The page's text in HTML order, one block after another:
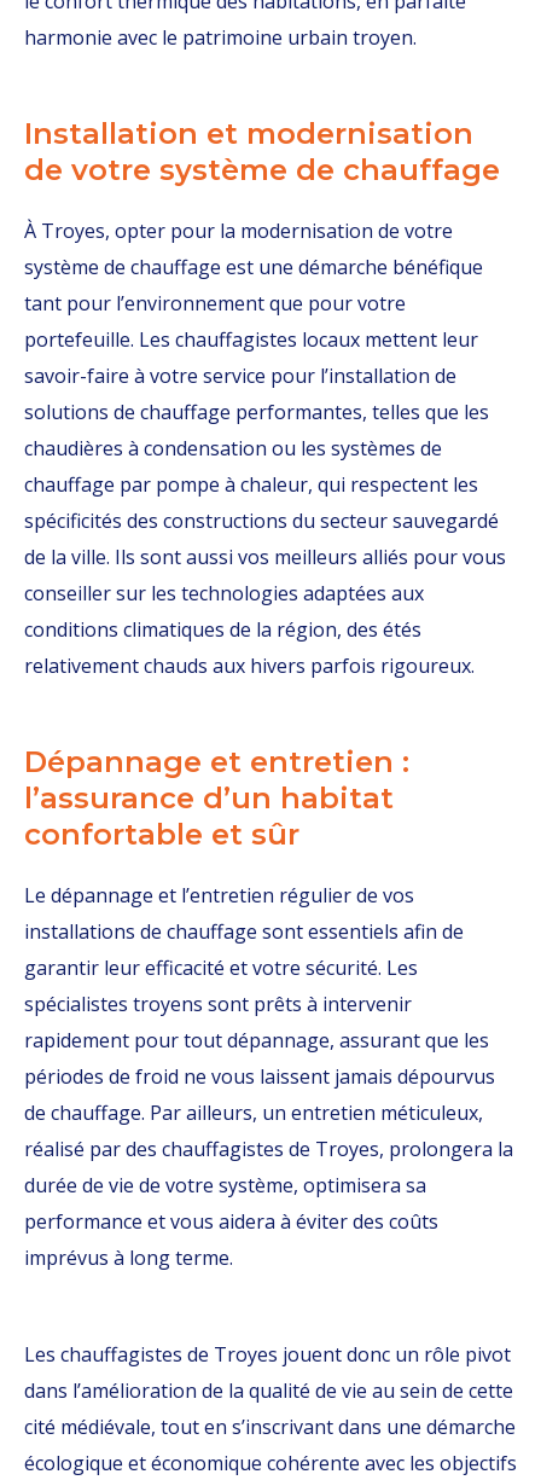
harmonie avec le patrimoine urbain troyen.
Installation et modernisation
de votre système de chauffage
À Troyes, opter pour la modernisation de votre
système de chauffage est une démarche bénéfique
tant pour l’environnement que pour votre
portefeuille. Les chauffagistes locaux mettent leur
savoir-faire à votre service pour l’installation de
solutions de chauffage performantes, telles que les
chaudières à condensation ou les systèmes de
chauffage par pompe à chaleur, qui respectent les
spécificités des constructions du secteur sauvegardé
de la ville. Ils sont aussi vos meilleurs alliés pour vous
conseiller sur les technologies adaptées aux
conditions climatiques de la région, des étés
relativement chauds aux hivers parfois rigoureux.
Dépannage et entretien :
l’assurance d’un habitat
confortable et sûr
Le dépannage et l’entretien régulier de vos
installations de chauffage sont essentiels afin de
garantir leur efficacité et votre sécurité. Les
spécialistes troyens sont prêts à intervenir
rapidement pour tout dépannage, assurant que les
périodes de froid ne vous laissent jamais dépourvus
de chauffage. Par ailleurs, un entretien méticuleux,
réalisé par des chauffagistes de Troyes, prolongera la
durée de vie de votre système, optimisera sa
performance et vous aidera à éviter des coûts
imprévus à long terme.
Les chauffagistes de Troyes jouent donc un rôle pivot
dans l’amélioration de la qualité de vie au sein de cette
cité médiévale, tout en s’inscrivant dans une démarche
écologique et économique cohérente avec les objectifs